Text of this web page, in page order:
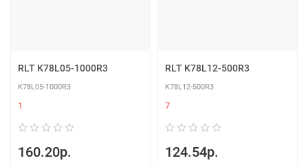
RLT K78L05-1000R3
K78L05-1000R3
1
160.20р.
RLT K78L12-500R3
K78L12-500R3
7
124.54р.